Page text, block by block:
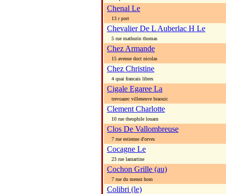
Chenal Le
13 r port
Chevalier De L Auberlac H Le
5 rue mathurin thomas
Chez Armande
15 avenue doct nicolas
Chez Christine
4 quai francais libres
Cigale Egaree La
trevoazec villeneuve braouic
Clement Charlotte
10 rue theophile louarn
Clos De Vallombreuse
7 rue estienne d'orves
Cocagne Le
23 rue lamartine
Cochon Grille (au)
7 rue du menez hom
Colibri (le)